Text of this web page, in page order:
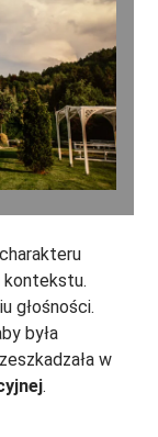
kontekstu.
głośności.
była
w
.